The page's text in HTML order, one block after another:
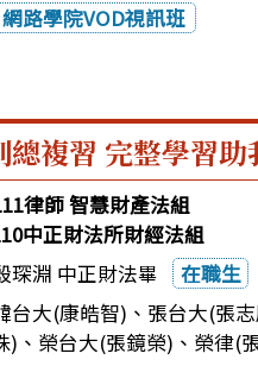
網路學院VOD視訊班
總複習 完整學習
律師 智慧財產法組
中正財法所財經法組
琛淵 中正財法畢
在職生
台大(康皓智) 、 張台大(張
) 、 榮台大(張鏡榮) 、 榮律(